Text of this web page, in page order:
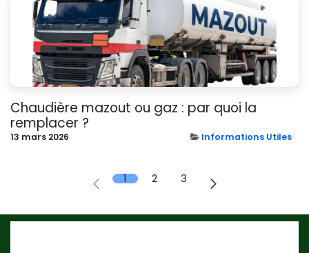
Chaudière mazout ou gaz : par quoi la
remplacer ?
13 mars 2026 Informations Utiles
1 2 3